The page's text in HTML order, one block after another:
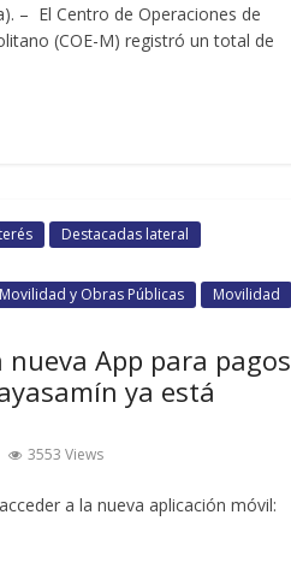
– El Centro de Operaciones de
(COE-M) registró un total de
Destacadas lateral
y Obras Públicas
Movilidad
nueva App para pagos
ya está
3553 Views
a la nueva aplicación móvil: